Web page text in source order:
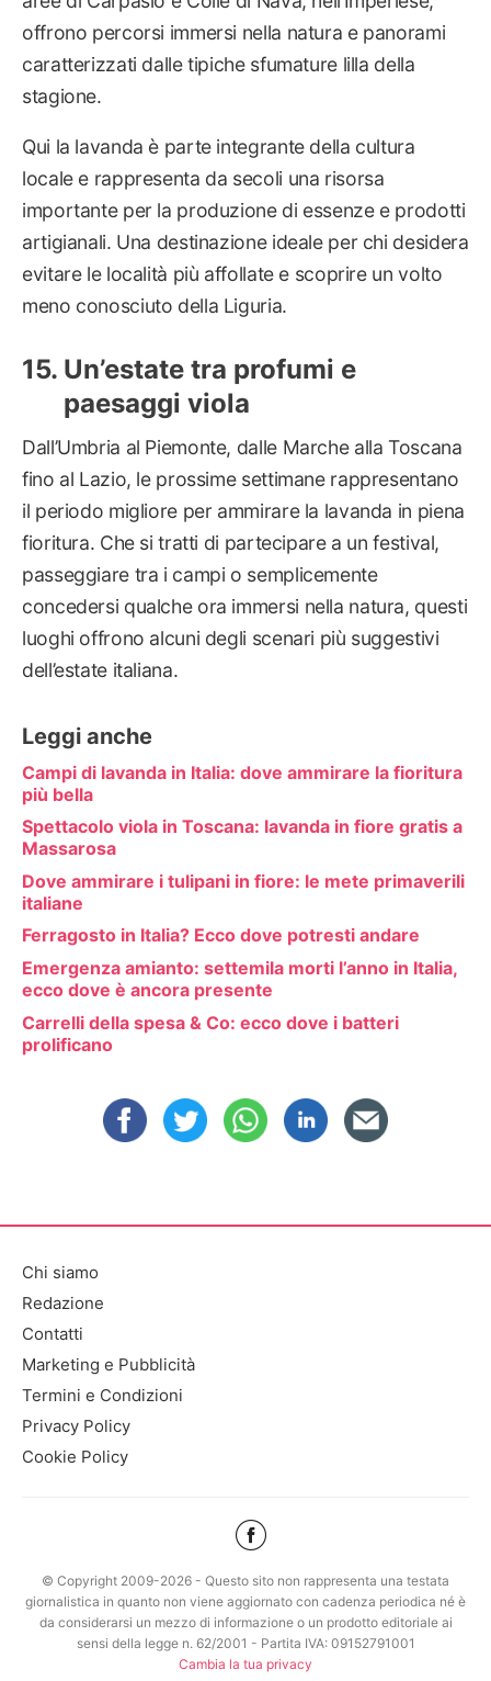
offrono percorsi immersi nella natura e panorami
caratterizzati dalle tipiche sfumature lilla della
stagione.
Qui la lavanda è parte integrante della cultura
locale e rappresenta da secoli una risorsa
importante per la produzione di essenze e prodotti
artigianali. Una destinazione ideale per chi desidera
evitare le località più affollate e scoprire un volto
meno conosciuto della Liguria.
Un’estate tra profumi e
paesaggi viola
Dall’Umbria al Piemonte, dalle Marche alla Toscana
fino al Lazio, le prossime settimane rappresentano
il periodo migliore per ammirare la lavanda in piena
fioritura. Che si tratti di partecipare a un festival,
passeggiare tra i campi o semplicemente
concedersi qualche ora immersi nella natura, questi
luoghi offrono alcuni degli scenari più suggestivi
dell’estate italiana.
Leggi anche
Campi di lavanda in Italia: dove ammirare la fioritura
più bella
Spettacolo viola in Toscana: lavanda in fiore gratis a
Massarosa
Dove ammirare i tulipani in fiore: le mete primaverili
italiane
Ferragosto in Italia? Ecco dove potresti andare
Emergenza amianto: settemila morti l’anno in Italia,
ecco dove è ancora presente
Carrelli della spesa & Co: ecco dove i batteri
prolificano
Chi siamo
Redazione
Contatti
Marketing e Pubblicità
Termini e Condizioni
Privacy Policy
Cookie Policy
© Copyright 2009-2026 - Questo sito non rappresenta una testata
giornalistica in quanto non viene aggiornato con cadenza periodica né è
da considerarsi un mezzo di informazione o un prodotto editoriale ai
sensi della legge n. 62/2001 - Partita IVA: 09152791001
Cambia la tua privacy